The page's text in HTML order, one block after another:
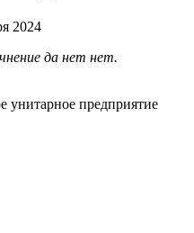
2024
да нет нет.
унитарное предприятие